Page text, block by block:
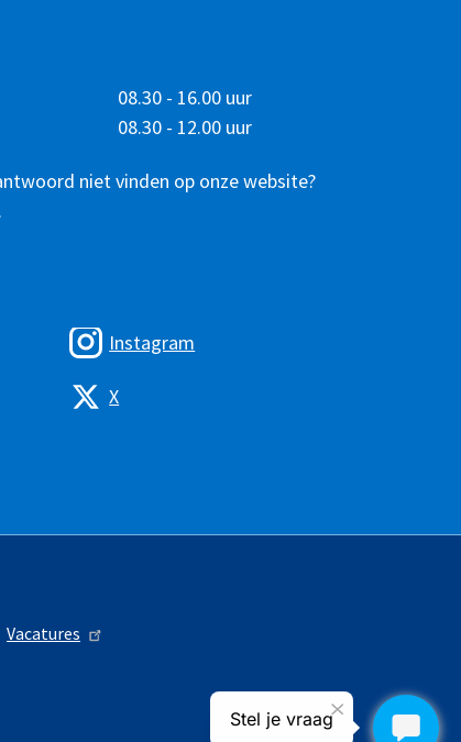
08.30 - 16.00 uur
08.30 - 12.00 uur
niet vinden op onze website?
Instagram
X
Vacatures
Stel je vraag